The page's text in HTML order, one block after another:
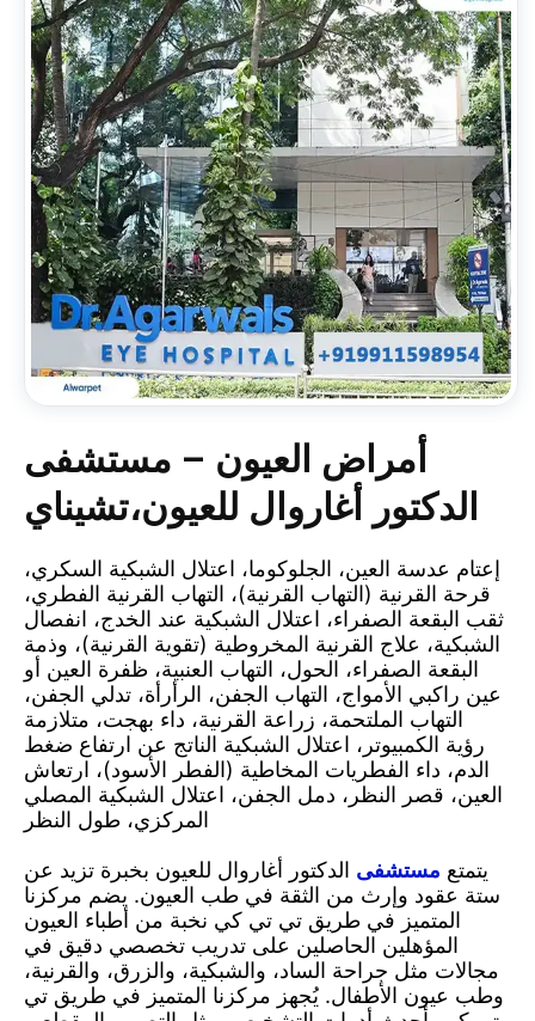
أمراض العيون – مستشفى
الدكتور أغاروال للعيون،تشيناي
إعتام عدسة العين، الجلوكوما، اعتلال الشبكية السكري،
قرحة القرنية (التهاب القرنية)، التهاب القرنية الفطري،
ثقب البقعة الصفراء، اعتلال الشبكية عند الخدج، انفصال
الشبكية، علاج القرنية المخروطية (تقوية القرنية)، وذمة
البقعة الصفراء، الحول، التهاب العنبية، ظفرة العين أو
عين راكبي الأمواج، التهاب الجفن، الرأرأة، تدلي الجفن،
التهاب الملتحمة، زراعة القرنية، داء بهجت، متلازمة
رؤية الكمبيوتر، اعتلال الشبكية الناتج عن ارتفاع ضغط
الدم، داء الفطريات المخاطية (الفطر الأسود)، ارتعاش
العين، قصر النظر، دمل الجفن، اعتلال الشبكية المصلي
المركزي، طول النظر
يتمتع مستشفى الدكتور أغاروال للعيون بخبرة تزيد عن
ستة عقود وإرث من الثقة في طب العيون. يضم مركزنا
المتميز في طريق تي تي كي نخبة من أطباء العيون
المؤهلين الحاصلين على تدريب تخصصي دقيق في
مجالات مثل جراحة الساد، والشبكية، والزرق، والقرنية،
وطب عيون الأطفال. يُجهز مركزنا المتميز في طريق تي